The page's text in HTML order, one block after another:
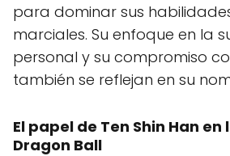
para dominar sus
marciales. Su enfoque en la
personal y su compromiso
también se reflejan en su
El papel de Ten Shin Han
Dragon Ball